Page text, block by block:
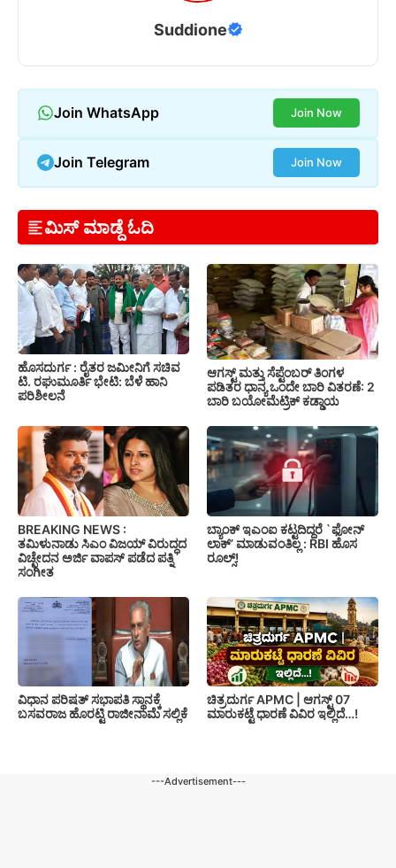
Suddione
Join WhatsApp Join Now
Join Telegram Join Now
ಮಿಸ್ ಮಾಡ್ದೆ ಓದಿ
ಹೊಸದುರ್ಗ : ರೈತರ ಜಮೀನಿಗೆ ಸಚಿವ
ಟಿ. ರಘುಮೂರ್ತಿ ಭೇಟಿ: ಬೆಳೆ ಹಾನಿ
ಪರಿಶೀಲನೆ
ಆಗಸ್ಟ್ ಮತ್ತು ಸೆಪ್ಟೆಂಬರ್ ತಿಂಗಳ
ಪಡಿತರ ಧಾನ್ಯ ಒಂದೇ ಬಾರಿ ವಿತರಣೆ: 2
ಬಾರಿ ಬಯೋಮೆಟ್ರಿಕ್ ಕಡ್ಡಾಯ
BREAKING NEWS :
ತಮಿಳುನಾಡು ಸಿಎಂ ವಿಜಯ್ ವಿರುದ್ಧದ
ವಿಚ್ಛೇದನ ಅರ್ಜಿ ವಾಪಸ್ ಪಡೆದ ಪತ್ನಿ
ಸಂಗೀತ
ಬ್ಯಾಂಕ್ ಇಎಂಐ ಕಟ್ಟದಿದ್ದರೆ `ಫೋನ್
ಲಾಕ್’ ಮಾಡುವಂತಿಲ್ಲ : RBI ಹೊಸ
ರೂಲ್ಸ್!
ವಿಧಾನ ಪರಿಷತ್‌ ಸಭಾಪತಿ ಸ್ಥಾನಕ್ಕೆ
ಬಸವರಾಜ ಹೊರಟ್ಟಿ ರಾಜೀನಾಮೆ ಸಲ್ಲಿಕೆ
ಚಿತ್ರದುರ್ಗ APMC | ಆಗಸ್ಟ್ 07
ಮಾರುಕಟ್ಟೆ ಧಾರಣೆ ವಿವಿರ ಇಲ್ಲಿದೆ…!
---Advertisement---